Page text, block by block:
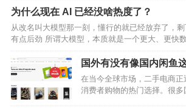
住了——其实全是些搬砖的套路。…
为什么现在 AI 已经没啥热度了？
从改名叫大模型那一刻，懂行的就已经放弃了，
有点后劲 所谓大模型，本质就是一个更大、更快
更快本身确实很厉害，但依然只是传声筒，和AI
仍然一无所知，甚至数据库之内的输出逻辑还要
国外有没有像国内闲鱼
在当今全球市场，二手电商
消费者购物的热门选择。很